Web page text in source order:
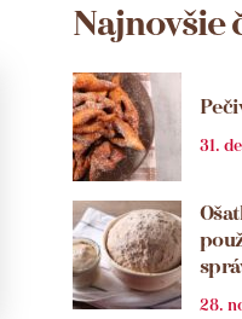
Najnovšie
31.
28.